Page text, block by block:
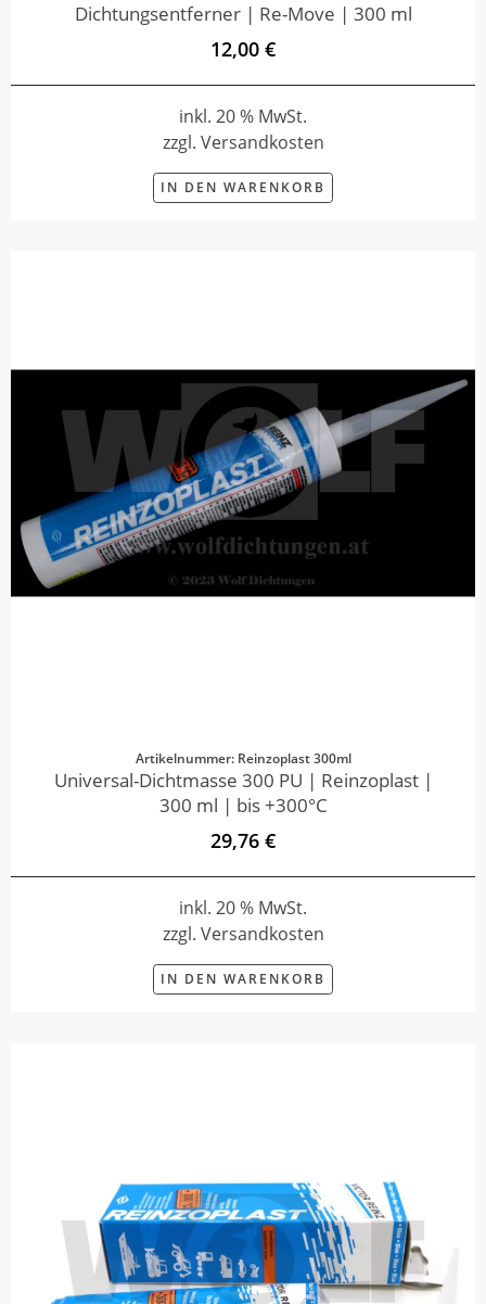
Dichtungsentferner | Re-Move | 300 ml
12,00 €
inkl. 20 % MwSt.
zzgl. Versandkosten
IN DEN WARENKORB
Artikelnummer: Reinzoplast 300ml
Universal-Dichtmasse 300 PU | Reinzoplast |
300 ml | bis +300°C
29,76 €
inkl. 20 % MwSt.
zzgl. Versandkosten
IN DEN WARENKORB